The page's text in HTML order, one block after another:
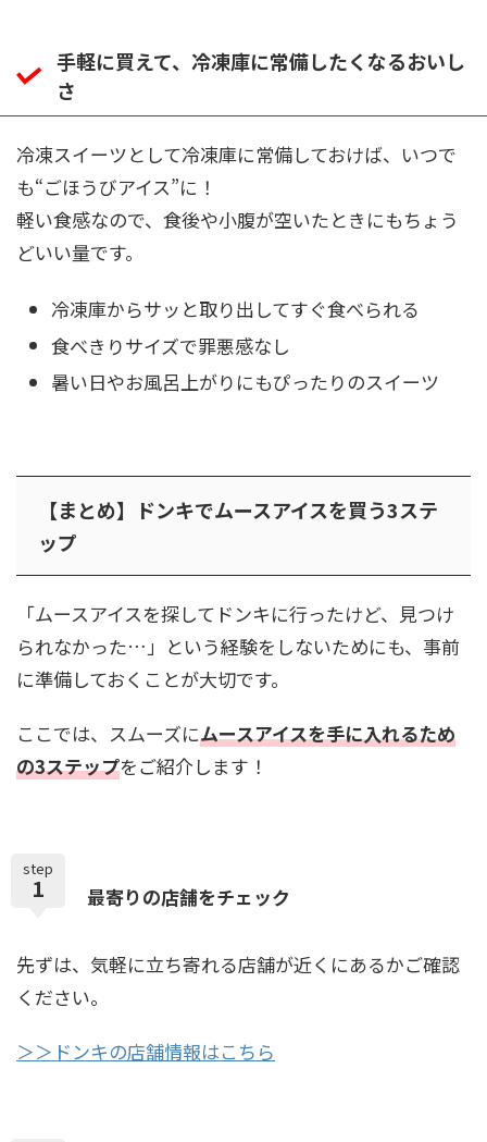
手軽に買えて、冷凍庫に常備したくなるおいし
さ
冷凍スイーツとして冷凍庫に常備しておけば、いつで
も“ごほうびアイス”に！
軽い食感なので、食後や小腹が空いたときにもちょう
どいい量です。
冷凍庫からサッと取り出してすぐ食べられる
食べきりサイズで罪悪感なし
暑い日やお風呂上がりにもぴったりのスイーツ
【まとめ】ドンキでムースアイスを買う3ステ
ップ
「ムースアイスを探してドンキに行ったけど、見つけ
られなかった…」という経験をしないためにも、事前
に準備しておくことが大切です。
ここでは、スムーズにムースアイスを手に入れるため
の3ステップをご紹介します！
step
1 最寄りの店舗をチェック
先ずは、気軽に立ち寄れる店舗が近くにあるかご確認
ください。
＞＞ドンキの店舗情報はこちら